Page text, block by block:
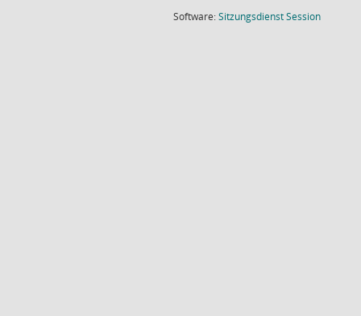
Software:SitzungsdienstSession(Wird in